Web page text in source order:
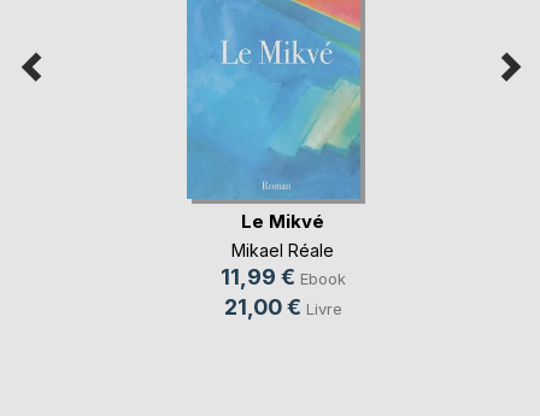
Le Mikvé
Mikael Réale
11,99 € Ebook
21,00 € Livre